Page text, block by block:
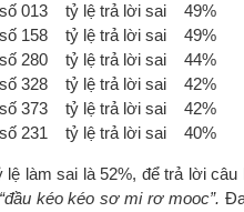
013 tỷ lệ trả lời sai 49%
158 tỷ lệ trả lời sai 49%
280 tỷ lệ trả lời sai 44%
328 tỷ lệ trả lời sai 42%
373 tỷ lệ trả lời sai 42%
231 tỷ lệ trả lời sai 40%
lệ làm sai là 52%, để trả lời
kéo kéo sơ mi rơ mooc”.